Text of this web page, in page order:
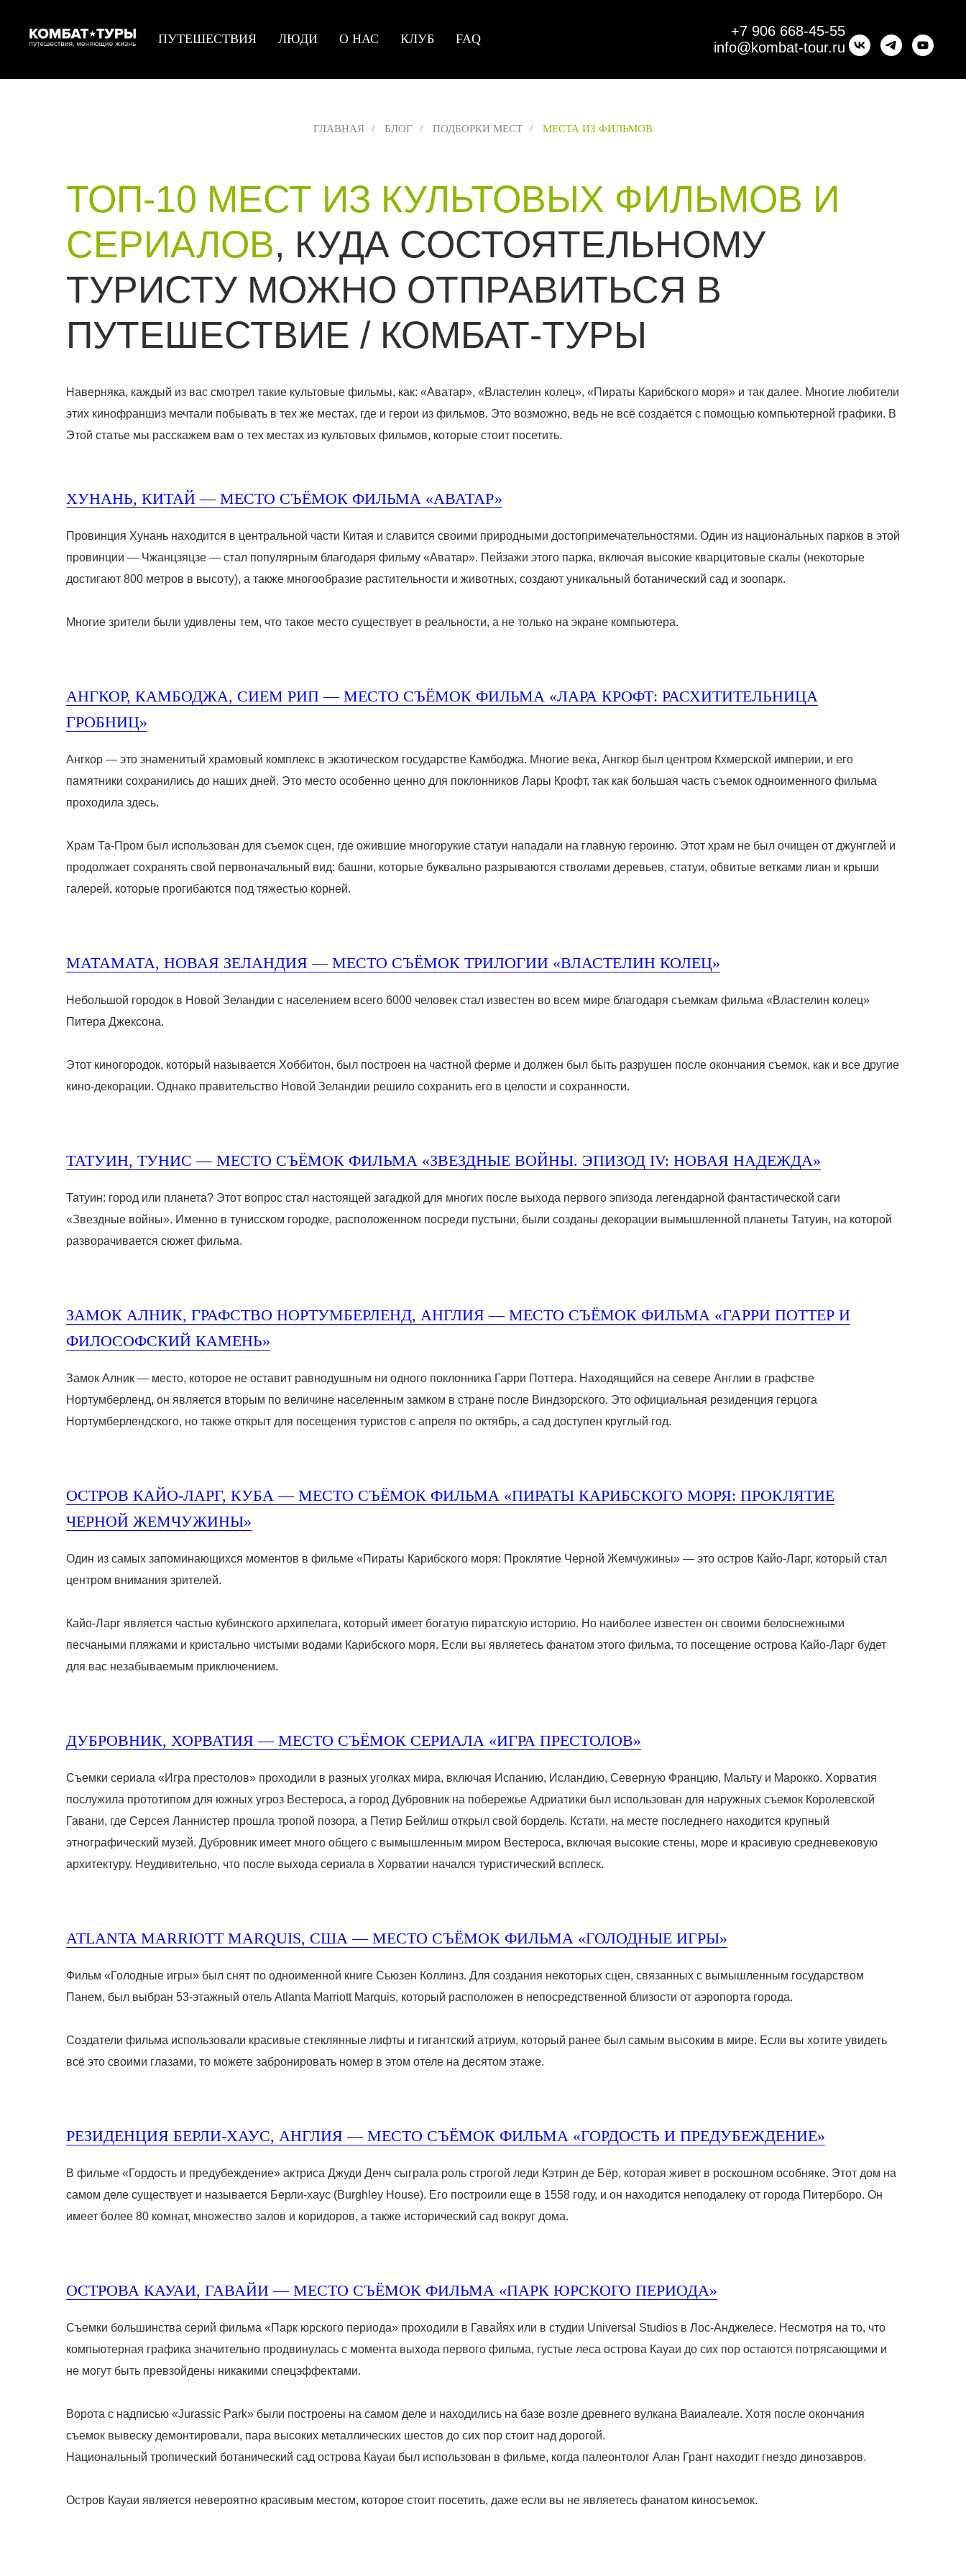
ПУТЕШЕСТВИЯ ЛЮДИ О НАС КЛУБ FAQ
+7 906 668-45-55
info@kombat-tour.ru
ГЛАВНАЯ / БЛОГ / ПОДБОРКИ МЕСТ / МЕСТА ИЗ ФИЛЬМОВ
ТОП-10 МЕСТ ИЗ КУЛЬТОВЫХ ФИЛЬМОВ И
СЕРИАЛОВ, КУДА СОСТОЯТЕЛЬНОМУ
ТУРИСТУ МОЖНО ОТПРАВИТЬСЯ В
ПУТЕШЕСТВИЕ / КОМБАТ-ТУРЫ
Наверняка, каждый из вас смотрел такие культовые фильмы, как: «Аватар», «Властелин колец», «Пираты Карибского моря» и так далее. Многие любители
этих кинофраншиз мечтали побывать в тех же местах, где и герои из фильмов. Это возможно, ведь не всё создаётся с помощью компьютерной графики. В
Этой статье мы расскажем вам о тех местах из культовых фильмов, которые стоит посетить.
ХУНАНЬ, КИТАЙ — МЕСТО СЪЁМОК ФИЛЬМА «АВАТАР»
Провинция Хунань находится в центральной части Китая и славится своими природными достопримечательностями. Один из национальных парков в этой
провинции — Чжанцзяцзе — стал популярным благодаря фильму «Аватар». Пейзажи этого парка, включая высокие кварцитовые скалы (некоторые
достигают 800 метров в высоту), а также многообразие растительности и животных, создают уникальный ботанический сад и зоопарк.
Многие зрители были удивлены тем, что такое место существует в реальности, а не только на экране компьютера.
АНГКОР, КАМБОДЖА, СИЕМ РИП — МЕСТО СЪЁМОК ФИЛЬМА «ЛАРА КРОФТ: РАСХИТИТЕЛЬНИЦА
ГРОБНИЦ»
Ангкор — это знаменитый храмовый комплекс в экзотическом государстве Камбоджа. Многие века, Ангкор был центром Кхмерской империи, и его
памятники сохранились до наших дней. Это место особенно ценно для поклонников Лары Крофт, так как большая часть съемок одноименного фильма
проходила здесь.
Храм Та-Пром был использован для съемок сцен, где ожившие многорукие статуи нападали на главную героиню. Этот храм не был очищен от джунглей и
продолжает сохранять свой первоначальный вид: башни, которые буквально разрываются стволами деревьев, статуи, обвитые ветками лиан и крыши
галерей, которые прогибаются под тяжестью корней.
МАТАМАТА, НОВАЯ ЗЕЛАНДИЯ — МЕСТО СЪЁМОК ТРИЛОГИИ «ВЛАСТЕЛИН КОЛЕЦ»
Небольшой городок в Новой Зеландии с населением всего 6000 человек стал известен во всем мире благодаря съемкам фильма «Властелин колец»
Питера Джексона.
Этот киногородок, который называется Хоббитон, был построен на частной ферме и должен был быть разрушен после окончания съемок, как и все другие
кино-декорации. Однако правительство Новой Зеландии решило сохранить его в целости и сохранности.
ТАТУИН, ТУНИС — МЕСТО СЪЁМОК ФИЛЬМА «ЗВЕЗДНЫЕ ВОЙНЫ. ЭПИЗОД IV: НОВАЯ НАДЕЖДА»
Татуин: город или планета? Этот вопрос стал настоящей загадкой для многих после выхода первого эпизода легендарной фантастической саги
«Звездные войны». Именно в тунисском городке, расположенном посреди пустыни, были созданы декорации вымышленной планеты Татуин, на которой
разворачивается сюжет фильма.
ЗАМОК АЛНИК, ГРАФСТВО НОРТУМБЕРЛЕНД, АНГЛИЯ — МЕСТО СЪЁМОК ФИЛЬМА «ГАРРИ ПОТТЕР И
ФИЛОСОФСКИЙ КАМЕНЬ»
Замок Алник — место, которое не оставит равнодушным ни одного поклонника Гарри Поттера. Находящийся на севере Англии в графстве
Нортумберленд, он является вторым по величине населенным замком в стране после Виндзорского. Это официальная резиденция герцога
Нортумберлендского, но также открыт для посещения туристов с апреля по октябрь, а сад доступен круглый год.
ОСТРОВ КАЙО-ЛАРГ, КУБА — МЕСТО СЪЁМОК ФИЛЬМА «ПИРАТЫ КАРИБСКОГО МОРЯ: ПРОКЛЯТИЕ
ЧЕРНОЙ ЖЕМЧУЖИНЫ»
Один из самых запоминающихся моментов в фильме «Пираты Карибского моря: Проклятие Черной Жемчужины» — это остров Кайо-Ларг, который стал
центром внимания зрителей.
Кайо-Ларг является частью кубинского архипелага, который имеет богатую пиратскую историю. Но наиболее известен он своими белоснежными
песчаными пляжами и кристально чистыми водами Карибского моря. Если вы являетесь фанатом этого фильма, то посещение острова Кайо-Ларг будет
для вас незабываемым приключением.
ДУБРОВНИК, ХОРВАТИЯ — МЕСТО СЪЁМОК СЕРИАЛА «ИГРА ПРЕСТОЛОВ»
Съемки сериала «Игра престолов» проходили в разных уголках мира, включая Испанию, Исландию, Северную Францию, Мальту и Марокко. Хорватия
послужила прототипом для южных угроз Вестероса, а город Дубровник на побережье Адриатики был использован для наружных съемок Королевской
Гавани, где Серсея Ланнистер прошла тропой позора, а Петир Бейлиш открыл свой бордель. Кстати, на месте последнего находится крупный
этнографический музей. Дубровник имеет много общего с вымышленным миром Вестероса, включая высокие стены, море и красивую средневековую
архитектуру. Неудивительно, что после выхода сериала в Хорватии начался туристический всплеск.
ATLANTA MARRIOTT MARQUIS, США — МЕСТО СЪЁМОК ФИЛЬМА «ГОЛОДНЫЕ ИГРЫ»
Фильм «Голодные игры» был снят по одноименной книге Сьюзен Коллинз. Для создания некоторых сцен, связанных с вымышленным государством
Панем, был выбран 53-этажный отель Atlanta Marriott Marquis, который расположен в непосредственной близости от аэропорта города.
Создатели фильма использовали красивые стеклянные лифты и гигантский атриум, который ранее был самым высоким в мире. Если вы хотите увидеть
всё это своими глазами, то можете забронировать номер в этом отеле на десятом этаже.
РЕЗИДЕНЦИЯ БЕРЛИ-ХАУС, АНГЛИЯ — МЕСТО СЪЁМОК ФИЛЬМА «ГОРДОСТЬ И ПРЕДУБЕЖДЕНИЕ»
В фильме «Гордость и предубеждение» актриса Джуди Денч сыграла роль строгой леди Кэтрин де Бёр, которая живет в роскошном особняке. Этот дом на
самом деле существует и называется Берли-хаус (Burghley House). Его построили еще в 1558 году, и он находится неподалеку от города Питерборо. Он
имеет более 80 комнат, множество залов и коридоров, а также исторический сад вокруг дома.
ОСТРОВА КАУАИ, ГАВАЙИ — МЕСТО СЪЁМОК ФИЛЬМА «ПАРК ЮРСКОГО ПЕРИОДА»
Съемки большинства серий фильма «Парк юрского периода» проходили в Гавайях или в студии Universal Studios в Лос-Анджелесе. Несмотря на то, что
компьютерная графика значительно продвинулась с момента выхода первого фильма, густые леса острова Кауаи до сих пор остаются потрясающими и
не могут быть превзойдены никакими спецэффектами.
Ворота с надписью «Jurassic Park» были построены на самом деле и находились на базе возле древнего вулкана Ваиалеале. Хотя после окончания
съемок вывеску демонтировали, пара высоких металлических шестов до сих пор стоит над дорогой.
Национальный тропический ботанический сад острова Кауаи был использован в фильме, когда палеонтолог Алан Грант находит гнездо динозавров.
Остров Кауаи является невероятно красивым местом, которое стоит посетить, даже если вы не являетесь фанатом киносъемок.